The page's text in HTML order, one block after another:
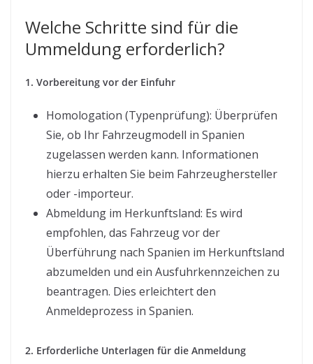
Welche Schritte sind für die
Ummeldung erforderlich?
1. Vorbereitung vor der Einfuhr
Homologation (Typenprüfung): Überprüfen
Sie, ob Ihr Fahrzeugmodell in Spanien
zugelassen werden kann. Informationen
hierzu erhalten Sie beim Fahrzeughersteller
oder -importeur.
Abmeldung im Herkunftsland: Es wird
empfohlen, das Fahrzeug vor der
Überführung nach Spanien im Herkunftsland
abzumelden und ein Ausfuhrkennzeichen zu
beantragen. Dies erleichtert den
Anmeldeprozess in Spanien.
2. Erforderliche Unterlagen für die Anmeldung